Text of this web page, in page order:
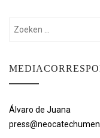
Zoeken:
Álvaro de Juana